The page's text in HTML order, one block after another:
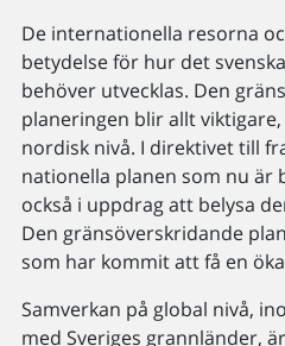
De internationella resorna
betydelse för hur det
behöver utvecklas. Den
planeringen blir allt
nordisk nivå. I direktivet till
nationella planen som nu är
också i uppdrag att belysa
Den gränsöverskridande
som har kommit att få en
Samverkan på global nivå,
med Sveriges grannländer,